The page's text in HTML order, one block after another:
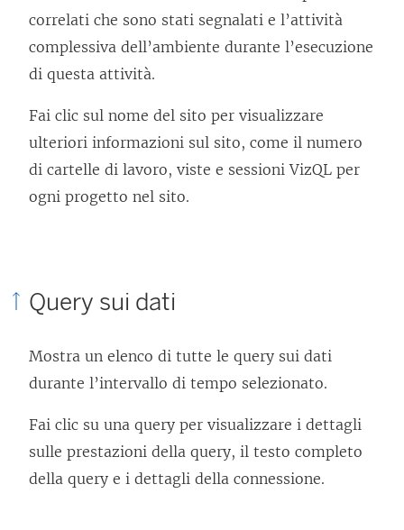
correlati che sono stati segnalati e l’attività
complessiva dell’ambiente durante l’esecuzione
di questa attività.
Fai clic sul nome del sito per visualizzare
ulteriori informazioni sul sito, come il numero
di cartelle di lavoro, viste e sessioni VizQL per
ogni progetto nel sito.
Query sui dati
Mostra un elenco di tutte le query sui dati
durante l’intervallo di tempo selezionato.
Fai clic su una query per visualizzare i dettagli
sulle prestazioni della query, il testo completo
della query e i dettagli della connessione.